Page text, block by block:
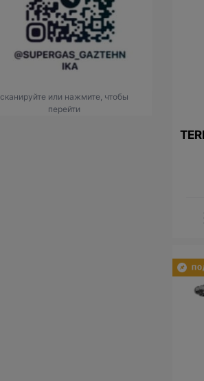
сканируйте или нажмите, чтобы
перейти